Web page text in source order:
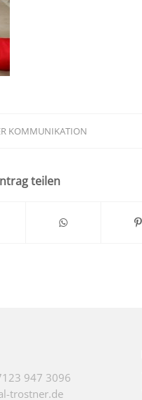
KOMMUNIKATION
teilen
947 3096
trostner.de